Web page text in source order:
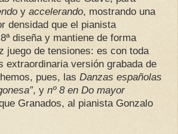
y accelerando, mostrando una
densidad que el pianista
diseña y mantiene de forma
juego de tensiones: es con toda
extraordinaria versión grabada de
pues, las Danzas españolas
, y nº 8 en Do mayor
Granados, al pianista Gonzalo